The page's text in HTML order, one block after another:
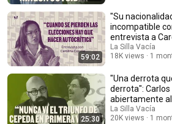
59:02
"Su
incompatible
entrevista a
La Silla Vacía
18K views
1
25:30
"Una derrota
derrota": Carlos
abiertamente
Cepeda
La Silla Vacía
20K views
1